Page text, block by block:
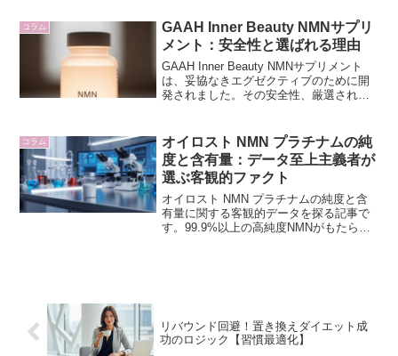
コラム
GAAH Inner Beauty NMNサプリ
メント：安全性と選ばれる理由
GAAH Inner Beauty NMNサプリメント
は、妥協なきエグゼクティブのために開
発されました。その安全性、厳選された
さと活力を追求するあなたへ。
コラム
オイロスト NMN プラチナムの純
度と含有量：データ至上主義者が
選ぶ客観的ファクト
オイロスト NMN プラチナムの純度と含
有量に関する客観的データを探る記事で
す。99.9%以上の高純度NMNがもたらす
リバウンド回避！置き換えダイエット成
功のロジック【習慣最適化】